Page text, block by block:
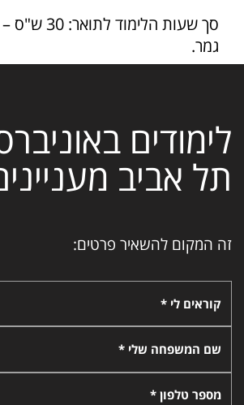
סך שעות
גמר.
לימודים
תל אביב
זה המקום להשאיר פרטים:
קוראים לי *
שם המשפחה שלי *
מספר טלפון *